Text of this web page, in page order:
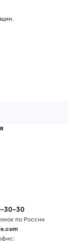
30-30
по России